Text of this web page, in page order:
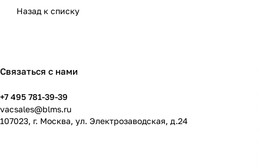
Назад к списку
Связаться с нами
+7 495 781-39-39
vacsales@blms.ru
107023, г. Москва, ул. Электрозаводская, д.24